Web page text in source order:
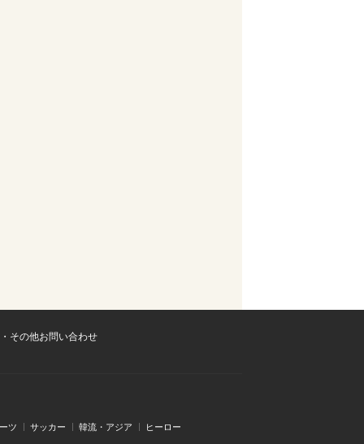
その他お問い合わせ
ツ サッカー 韓流・アジア ヒーロー